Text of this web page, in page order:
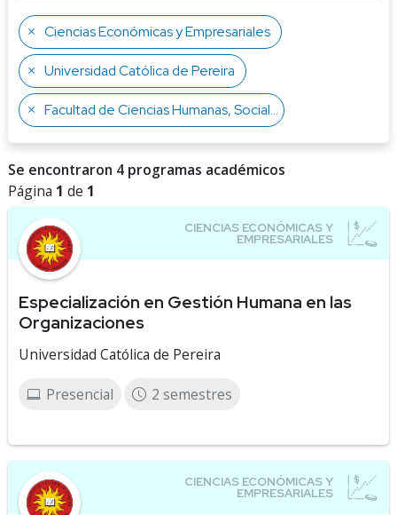
Ciencias Económicas y Empresariales
Universidad Católica de Pereira
Facultad de Ciencias Humanas, Sociales y de la Educación
Se encontraron 4 programas académicos
Página 1 de 1
Especialización en Gestión Humana en las
Organizaciones
Universidad Católica de Pereira
Presencial 2 semestres